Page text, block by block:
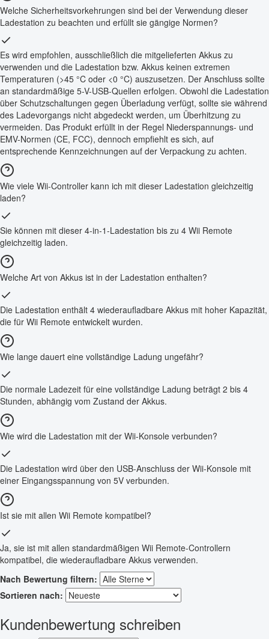
Welche Sicherheitsvorkehrungen sind bei der Verwendung dieser
Ladestation zu beachten und erfüllt sie gängige Normen?
Es wird empfohlen, ausschließlich die mitgelieferten Akkus zu
verwenden und die Ladestation bzw. Akkus keinen extremen
Temperaturen (>45 °C oder <0 °C) auszusetzen. Der Anschluss sollte
an standardmäßige 5-V-USB-Quellen erfolgen. Obwohl die Ladestation
über Schutzschaltungen gegen Überladung verfügt, sollte sie während
des Ladevorgangs nicht abgedeckt werden, um Überhitzung zu
vermeiden. Das Produkt erfüllt in der Regel Niederspannungs- und
EMV-Normen (CE, FCC), dennoch empfiehlt es sich, auf
entsprechende Kennzeichnungen auf der Verpackung zu achten.
Wie viele Wii-Controller kann ich mit dieser Ladestation gleichzeitig
laden?
Sie können mit dieser 4-in-1-Ladestation bis zu 4 Wii Remote
gleichzeitig laden.
Welche Art von Akkus ist in der Ladestation enthalten?
Die Ladestation enthält 4 wiederaufladbare Akkus mit hoher Kapazität,
die für Wii Remote entwickelt wurden.
Wie lange dauert eine vollständige Ladung ungefähr?
Die normale Ladezeit für eine vollständige Ladung beträgt 2 bis 4
Stunden, abhängig vom Zustand der Akkus.
Wie wird die Ladestation mit der Wii-Konsole verbunden?
Die Ladestation wird über den USB-Anschluss der Wii-Konsole mit
einer Eingangsspannung von 5V verbunden.
Ist sie mit allen Wii Remote kompatibel?
Ja, sie ist mit allen standardmäßigen Wii Remote-Controllern
kompatibel, die wiederaufladbare Akkus verwenden.
Nach Bewertung filtern:
Sortieren nach:
Kundenbewertung schreiben